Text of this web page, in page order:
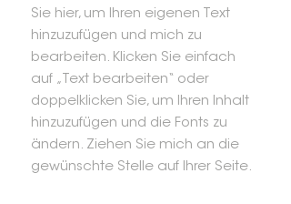
Sie hier, um Ihren eigenen Text
hinzuzufügen und mich zu
bearbeiten. Klicken Sie einfach
auf „Text bearbeiten“ oder
doppelklicken Sie, um Ihren Inhalt
hinzuzufügen und die Fonts zu
ändern. Ziehen Sie mich an die
gewünschte Stelle auf Ihrer Seite.